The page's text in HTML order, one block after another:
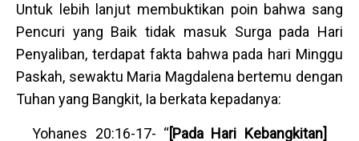
Untuk lebih lanjut membuktikan poin bahwa sang
Pencuri yang Baik tidak masuk Surga pada Hari
Penyaliban, terdapat fakta bahwa pada hari Minggu
Paskah, sewaktu Maria Magdalena bertemu dengan
Tuhan yang Bangkit, Ia berkata kepadanya:
Yohanes 20:16-17- “[Pada Hari Kebangkitan]